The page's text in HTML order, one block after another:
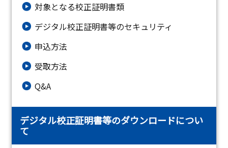
対象となる校正証明書類
デジタル校正証明書等のセキュリティ
申込方法
受取方法
Q&A
デジタル校正証明書等のダウンロードについ
て